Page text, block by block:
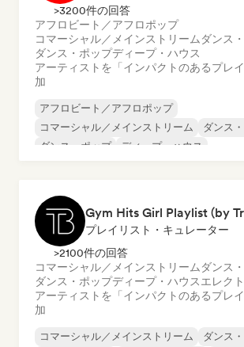
>3200件の回答
アフロビート／アフロポップ
コマーシャル／メインストリーム ダンス
ダンス・ポップディープ・ハウス
アーティストを「インパクトのあるプレ
加
アフロビート／アフロポップ
コマーシャル／メインストリーム
ダンス
ダンス・ポップ
ディープ・ハウス
Gym Hits Girl Playlist (by
プレイリスト・キュレーター
>2100件の回答
コマーシャル／メインストリーム ダンス
ダンス・ポップディープ・ハウスエレク
アーティストを「インパクトのあるプレ
加
コマーシャル／メインストリーム
ダンス